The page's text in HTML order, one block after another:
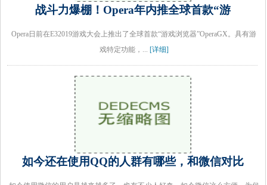
战斗力爆棚！Opera年内推全球首款“游
Opera日前在E32019游戏大会上推出了全球首款“游戏浏览器”OperaGX。具有游
戏特定功能，... [详细]
如今还在使用QQ的人群有哪些，和微信对比